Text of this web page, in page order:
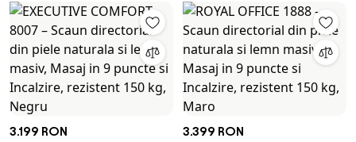
3.199 RON 3.399 RON